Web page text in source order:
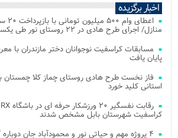
اخبار برگزیده
منازل/ اجرای طرح هادی در ۲۲ روستای نور طی یکسال گذشته
مسابقات کراسفیت نوجوانان دختر مازندران با
پایان یافت
فاز نخست طرح هادی روستای چماز کلا چمستان
استانی کلید خورد
کراسفیت شهرستان بابل مشخص شدند
۴ پروژه مهم و حیاتی نور و محمودآباد جان